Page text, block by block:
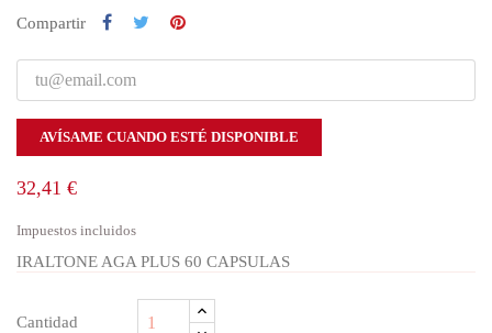
Compartir
AVÍSAME CUANDO ESTÉ DISPONIBLE
32,41 €
Impuestos incluidos
IRALTONE AGA PLUS 60 CAPSULAS
Cantidad